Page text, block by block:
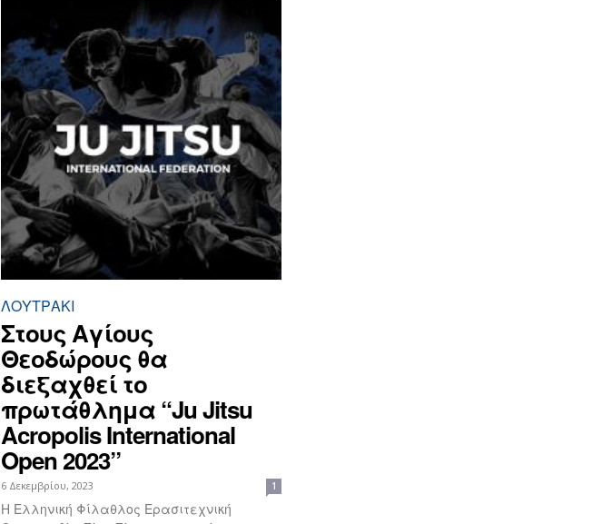
ΛΟΥΤΡΆΚΙ
Στους Αγίους
Θεοδώρους θα
διεξαχθεί το
πρωτάθλημα “Ju Jitsu
Acropolis International
Open 2023”
6 Δεκεμβρίου, 2023 1
Η Ελληνική Φίλαθλος Ερασιτεχνική